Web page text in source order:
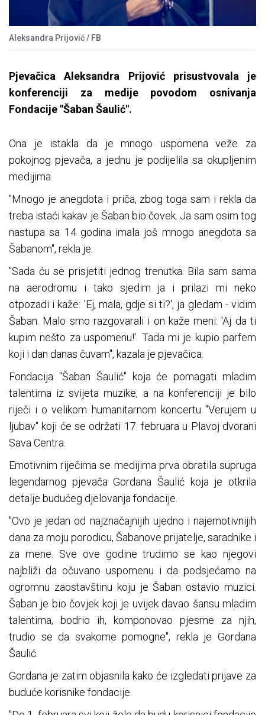
Aleksandra Prijović / FB
Pjevačica Aleksandra Prijović prisustvovala je
konferenciji za medije povodom osnivanja
Fondacije "Šaban Šaulić".
Ona je istakla da je mnogo uspomena veže za
pokojnog pjevača, a jednu je podijelila sa okupljenim
medijima.
"Mnogo je anegdota i priča, zbog toga sam i rekla da
treba istaći kakav je Šaban bio čovek. Ja sam osim tog
nastupa sa 14 godina imala još mnogo anegdota sa
Šabanom", rekla je.
"Sada ću se prisjetiti jednog trenutka. Bila sam sama
na aerodromu i tako sjedim ja i prilazi mi neko
otpozadi i kaže: 'Ej, mala, gdje si ti?', ja gledam - vidim
Šaban. Malo smo razgovarali i on kaže meni: 'Aj da ti
kupim nešto za uspomenu!'. Tada mi je kupio parfem
koji i dan danas čuvam", kazala je pjevačica.
Fondacija "Šaban Šaulić" koja će pomagati mladim
talentima iz svijeta muzike, a na konferenciji je bilo
riječi i o velikom humanitarnom koncertu "Verujem u
ljubav" koji će se održati 17. februara u Plavoj dvorani
Sava Centra.
Emotivnim riječima se medijima prva obratila supruga
legendarnog pjevača Gordana Šaulić koja je otkrila
detalje budućeg djelovanja fondacije.
"Ovo je jedan od najznačajnijih ujedno i najemotivnijih
dana za moju porodicu, Šabanove prijatelje, saradnike i
za mene. Sve ove godine trudimo se kao njegovi
najbliži da očuvano uspomenu i da podsjećamo na
ogromnu zaostavštinu koju je Šaban ostavio muzici.
Šaban je bio čovjek koji je uvijek davao šansu mladim
talentima, bodrio ih, komponovao pjesme za njih,
trudio se da svakome pomogne", rekla je Gordana
Šaulić.
Gordana je zatim objasnila kako će izgledati prijave za
buduće korisnike fondacije.